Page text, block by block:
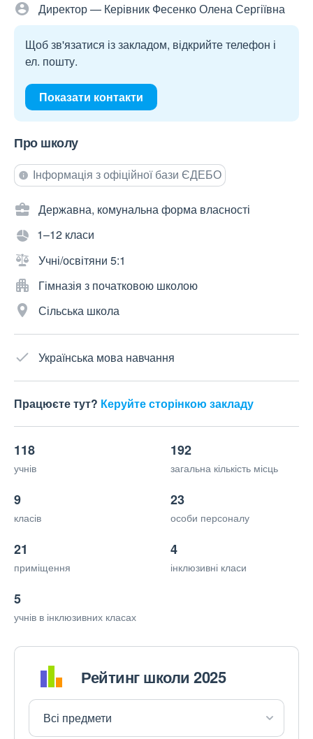
Директор — Керівник Фесенко Олена Сергіївна
Щоб зв'язатися із закладом, відкрийте телефон і
ел. пошту.
Показати контакти
Про школу
Інформація з офіційної бази ЄДЕБО
Державна, комунальна форма власності
1–12 класи
Учні/освітяни 5:1
Гімназія з початковою школою
Сільська школа
Українська мова навчання
Працюєте тут? Керуйте сторінкою закладу
118
учнів
192
загальна кількість місць
9
класів
23
особи персоналу
21
приміщення
4
інклюзивні класи
5
учнів в інклюзивних класах
Рейтинг школи 2025